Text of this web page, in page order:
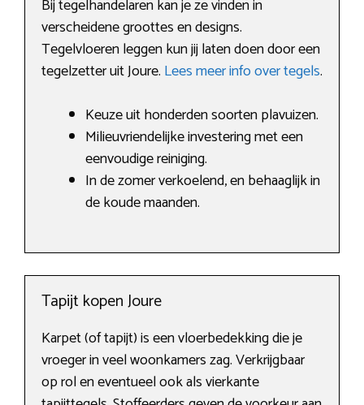
Bij tegelhandelaren kan je ze vinden in
verscheidene groottes en designs.
Tegelvloeren leggen kun jij laten doen door een
tegelzetter uit Joure. Lees meer info over tegels.
Keuze uit honderden soorten plavuizen.
Milieuvriendelijke investering met een
eenvoudige reiniging.
In de zomer verkoelend, en behaaglijk in
de koude maanden.
Tapijt kopen Joure
Karpet (of tapijt) is een vloerbedekking die je
vroeger in veel woonkamers zag. Verkrijgbaar
op rol en eventueel ook als vierkante